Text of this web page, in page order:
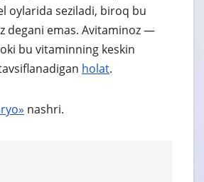
oylarida seziladi, biroq bu
degani emas. Avitaminoz —
bu vitaminning keskin
holat.
nashri.